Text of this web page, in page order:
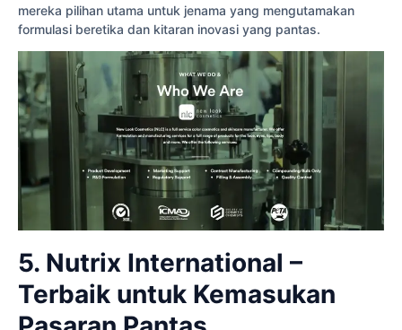
mereka pilihan utama untuk jenama yang mengutamakan
formulasi beretika dan kitaran inovasi yang pantas.
5. Nutrix International –
Terbaik untuk Kemasukan